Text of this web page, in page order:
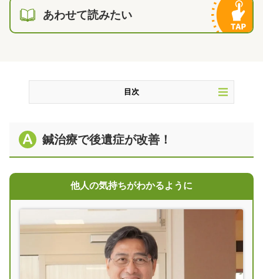
あわせて読みたい
目次
突発性難聴とは？
お医者様の突発性難聴の治療
突発性難聴の後遺症で現れる症状
後遺症の放置は危険！
後遺症が治らない原因
鍼治療+音響療法で、空間認識が回復
著者情報
鍼治療で後遺症が改善！
他人の気持ちがわかるように